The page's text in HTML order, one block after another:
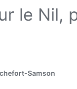
le Nil,
Samson